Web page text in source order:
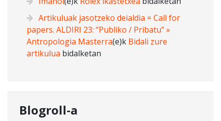
Artikuluak jasotzeko deialdia = Call for
papers. ALDIRI 23: “Publiko / Pribatu” »
Antropologia Masterra(e)k Bidali zure
artikulua bidalketan
Blogroll-a